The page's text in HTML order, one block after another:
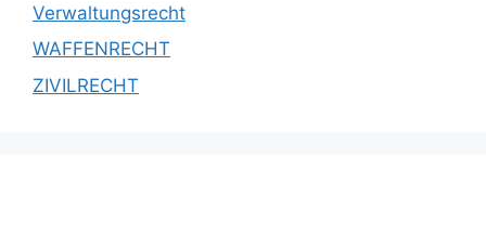
Verwaltungsrecht
WAFFENRECHT
ZIVILRECHT